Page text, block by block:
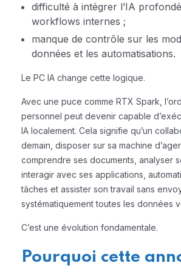
difficulté à intégrer l’IA
workflows internes ;
manque de contrôle sur les
données et les automatisations.
Le PC IA change cette logique.
Avec une puce comme RTX Spark,
personnel peut devenir capable
IA localement. Cela signifie qu’un
demain, disposer sur sa machine
comprendre ses documents, analyser
interagir avec ses applications,
tâches et assister son travail sans
systématiquement toutes les données
C’est une évolution fondamentale.
Pourquoi cette